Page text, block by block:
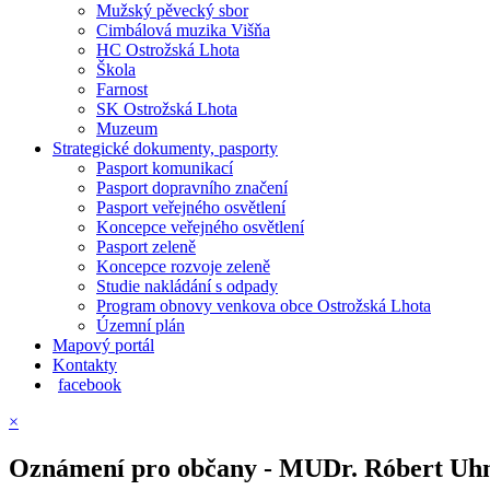
Mužský pěvecký sbor
Cimbálová muzika Višňa
HC Ostrožská Lhota
Škola
Farnost
SK Ostrožská Lhota
Muzeum
Strategické dokumenty, pasporty
Pasport komunikací
Pasport dopravního značení
Pasport veřejného osvětlení
Koncepce veřejného osvětlení
Pasport zeleně
Koncepce rozvoje zeleně
Studie nakládání s odpady
Program obnovy venkova obce Ostrožská Lhota
Územní plán
Mapový portál
Kontakty
facebook
×
Oznámení pro občany - MUDr. Róbert